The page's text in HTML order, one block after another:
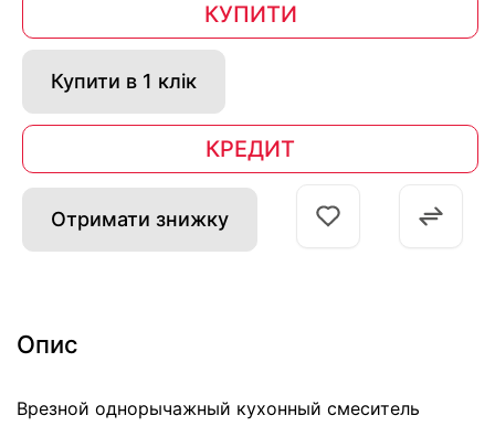
КУПИТИ
Купити в 1 клік
КРЕДИТ
Отримати знижку
Опис
Врезной однорычажный кухонный смеситель